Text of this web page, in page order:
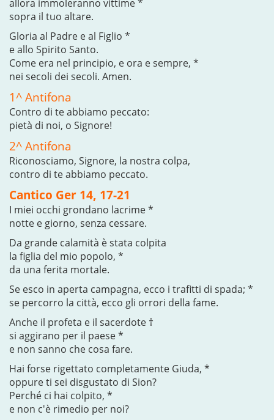
allora immoleranno vittime *
sopra il tuo altare.
Gloria al Padre e al Figlio *
e allo Spirito Santo.
Come era nel principio, e ora e sempre, *
nei secoli dei secoli. Amen.
1^ Antifona
Contro di te abbiamo peccato:
pietà di noi, o Signore!
2^ Antifona
Riconosciamo, Signore, la nostra colpa,
contro di te abbiamo peccato.
Cantico Ger 14, 17-21
I miei occhi grondano lacrime *
notte e giorno, senza cessare.
Da grande calamità è stata colpita
la figlia del mio popolo, *
da una ferita mortale.
Se esco in aperta campagna, ecco i trafitti di spada; *
se percorro la città, ecco gli orrori della fame.
Anche il profeta e il sacerdote †
si aggirano per il paese *
e non sanno che cosa fare.
Hai forse rigettato completamente Giuda, *
oppure ti sei disgustato di Sion?
Perché ci hai colpito, *
e non c'è rimedio per noi?